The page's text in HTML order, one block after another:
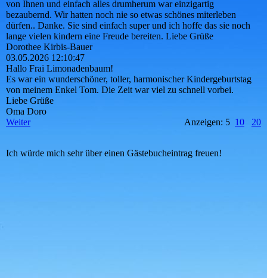
von Ihnen und einfach alles drumherum war einzigartig
bezaubernd. Wir hatten noch nie so etwas schönes miterleben
dürfen.. Danke. Sie sind einfach super und ich hoffe das sie noch
lange vielen kindern eine Freude bereiten. Liebe Grüße
Dorothee Kirbis-Bauer
03.05.2026 12:10:47
Hallo Frai Limonadenbaum!
Es war ein wunderschöner, toller, harmonischer Kindergeburtstag
von meinem Enkel Tom. Die Zeit war viel zu schnell vorbei.
Liebe Grüße
Oma Doro
Weiter
Anzeigen: 5 10 20
Ich würde mich sehr über einen Gästebucheintrag freuen!